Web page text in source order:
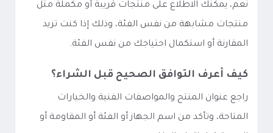
نعم، يمكنك الاطلاع على منتجات قريبة أو مكملة مثل
منتجات مشابهة من نفس الفئة، وذلك إذا كنت تريد
المقارنة أو استكمال احتياجك من نفس الفئة.
كيف أعرف التوافق الصحيح قبل الشراء؟
راجع عنوان المنتج والمواصفات الفنية والخيارات
المتاحة، وتأكد من اسم الجهاز أو الفئة أو المقاومة أو